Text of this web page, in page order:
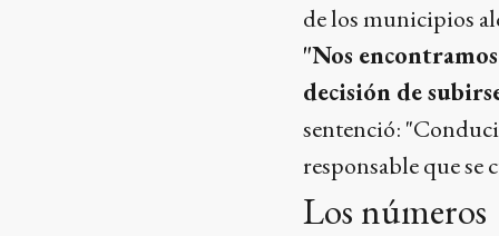
de los municipios
"Nos
decisión de
sentenció:
responsable que se
Los números